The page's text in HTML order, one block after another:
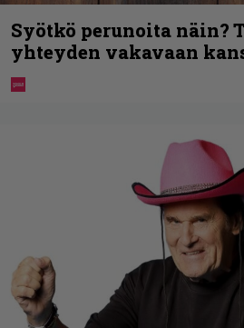
Syötkö perunoita näin?
yhteyden vakavaan